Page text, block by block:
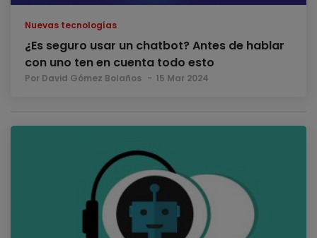
Nuevas tecnologías
¿Es seguro usar un chatbot? Antes de hablar
con uno ten en cuenta todo esto
Por David Gómez Bolaños 15 Mar 2024